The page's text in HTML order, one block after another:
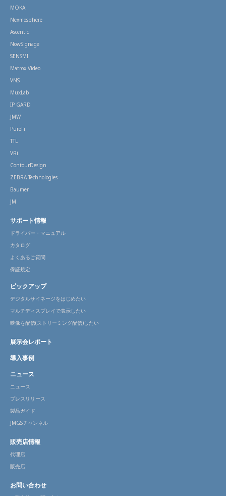
MOKA
Nexmosphere
Ascentic
NowSignage
SENSMI
Matrox Video
VNS
MuxLab
IP GARD
JMW
PureFi
TTL
VRi
ContourDesign
ZEBRA Technologies
Baumer
JM
サポート情報
ドライバー・マニュアル
カタログ
よくあるご質問
保証規定
ピックアップ
デジタルサイネージをはじめたい
マルチディスプレイで表示したい
映像を配信(ストリーミング配信)したい
展示会レポート
導入事例
ニュース
ニュース
プレスリリース
製品ガイド
JMGSチャンネル
販売店情報
代理店
販売店
お問い合わせ